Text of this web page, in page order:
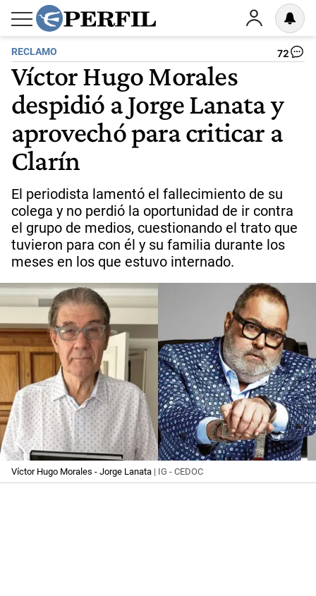
RECLAMO 72
Víctor Hugo Morales
despidió a Jorge Lanata y
aprovechó para criticar a
Clarín
El periodista lamentó el fallecimiento de su
colega y no perdió la oportunidad de ir contra
el grupo de medios, cuestionando el trato que
tuvieron para con él y su familia durante los
meses en los que estuvo internado.
Víctor Hugo Morales - Jorge Lanata | IG - CEDOC